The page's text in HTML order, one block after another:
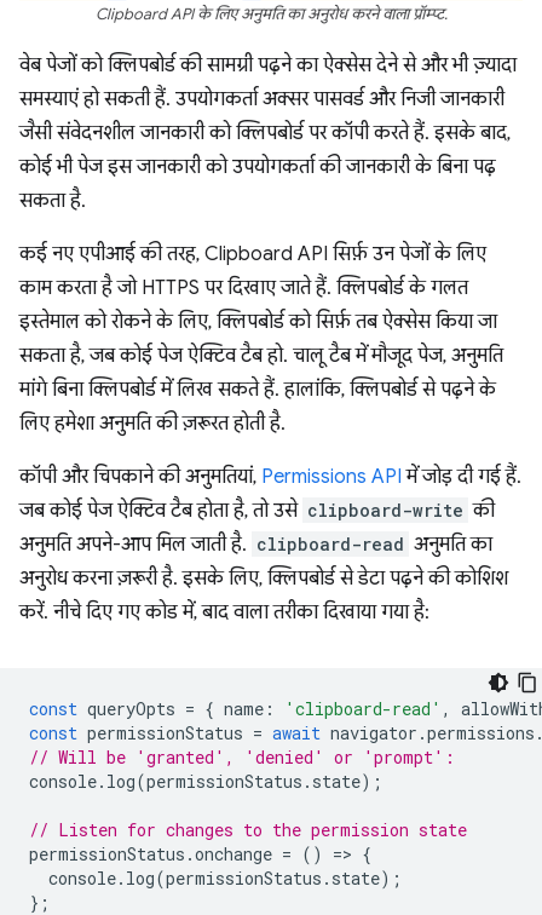
Clipboard API के लिए अनुमति का अनुरोध करने वाला प्रॉम्प्ट.
वेब पेजों को क्लिपबोर्ड की सामग्री पढ़ने का ऐक्सेस देने से और भी ज़्यादा
समस्याएं हो सकती हैं. उपयोगकर्ता अक्सर पासवर्ड और निजी जानकारी
जैसी संवेदनशील जानकारी को क्लिपबोर्ड पर कॉपी करते हैं. इसके बाद,
कोई भी पेज इस जानकारी को उपयोगकर्ता की जानकारी के बिना पढ़
सकता है.
कई नए एपीआई की तरह, Clipboard API सिर्फ़ उन पेजों के लिए
काम करता है जो HTTPS पर दिखाए जाते हैं. क्लिपबोर्ड के गलत
इस्तेमाल को रोकने के लिए, क्लिपबोर्ड को सिर्फ़ तब ऐक्सेस किया जा
सकता है, जब कोई पेज ऐक्टिव टैब हो. चालू टैब में मौजूद पेज, अनुमति
मांगे बिना क्लिपबोर्ड में लिख सकते हैं. हालांकि, क्लिपबोर्ड से पढ़ने के
लिए हमेशा अनुमति की ज़रूरत होती है.
कॉपी और चिपकाने की अनुमतियां, Permissions API में जोड़ दी गई हैं.
जब कोई पेज ऐक्टिव टैब होता है, तो उसे clipboard-write की
अनुमति अपने-आप मिल जाती है. clipboard-read अनुमति का
अनुरोध करना ज़रूरी है. इसके लिए, क्लिपबोर्ड से डेटा पढ़ने की कोशिश
करें. नीचे दिए गए कोड में, बाद वाला तरीका दिखाया गया है:
const queryOpts = { name : 'clipboard-read' ,
const permissionStatus = await navigator .permissions
// Will be 'granted', 'denied' or 'prompt':
console. log(permissionStatus . state);
// Listen for changes to the permission state
permissionStatus .onchange = () => {
console. log(permissionStatus . state);
};